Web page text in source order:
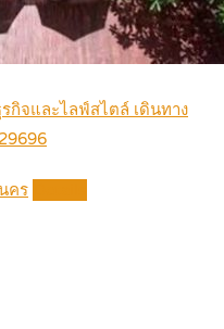
กิจและไลฟ์สไตล์ เดินทาง
คร